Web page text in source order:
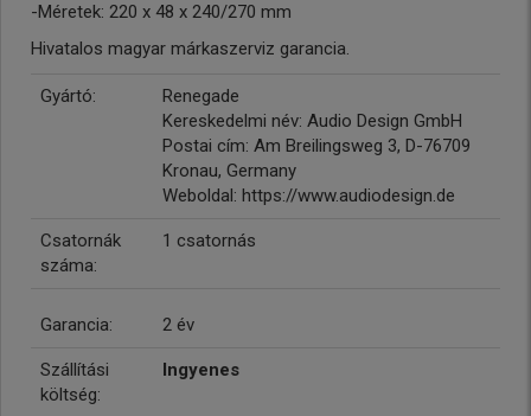
-Méretek: 220 x 48 x 240/270 mm
Hivatalos magyar márkaszerviz garancia.
Gyártó:
Renegade
Kereskedelmi név: Audio Design GmbH
Postai cím: Am Breilingsweg 3, D-76709
Kronau, Germany
Weboldal: https://www.audiodesign.de
Csatornák
száma:
1 csatornás
Garancia: 2 év
Szállítási
költség:
Ingyenes